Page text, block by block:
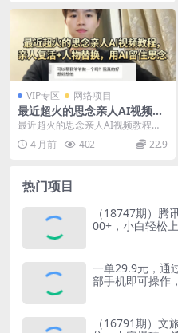
VIP专区 网络项目
最近超火的思念亲人AI视频教
程，亲人复活+人物替换，用A
最近超火的思念亲人AI视频教程，
亲人复活+人物替换，用AI留住思念
课程介绍： ...
4 月前 402 22.9
热门项目
（18747期）腾
00+，小白轻松
一单29.9元，通
部手机即可操作
（16791期）文